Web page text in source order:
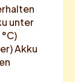
unter
Akku